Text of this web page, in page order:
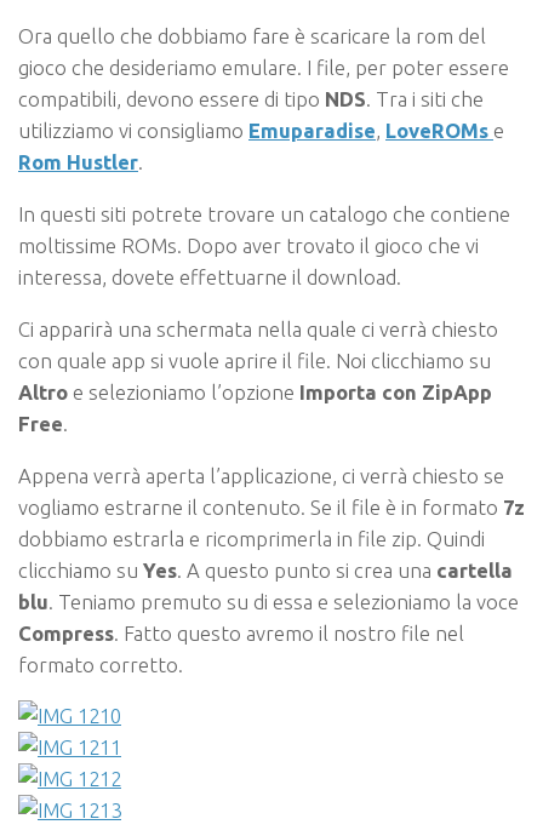
Ora quello che dobbiamo fare è scaricare la rom del
gioco che desideriamo emulare. I file, per poter essere
compatibili, devono essere di tipo NDS. Tra i siti che
utilizziamo vi consigliamo Emuparadise, LoveROMs e
Rom Hustler.
In questi siti potrete trovare un catalogo che contiene
moltissime ROMs. Dopo aver trovato il gioco che vi
interessa, dovete effettuarne il download.
Ci apparirà una schermata nella quale ci verrà chiesto
con quale app si vuole aprire il file. Noi clicchiamo su
Altro e selezioniamo l’opzione Importa con ZipApp
Free.
Appena verrà aperta l’applicazione, ci verrà chiesto se
vogliamo estrarne il contenuto. Se il file è in formato 7z
dobbiamo estrarla e ricomprimerla in file zip. Quindi
clicchiamo su Yes . A questo punto si crea una cartella
blu . Teniamo premuto su di essa e selezioniamo la voce
Compress . Fatto questo avremo il nostro file nel
formato corretto.